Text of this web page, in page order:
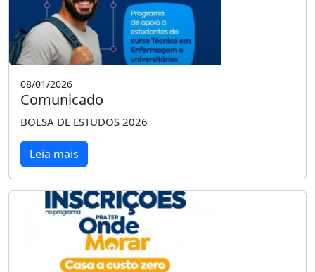
08/01/2026
Comunicado
BOLSA DE ESTUDOS 2026
Leia mais